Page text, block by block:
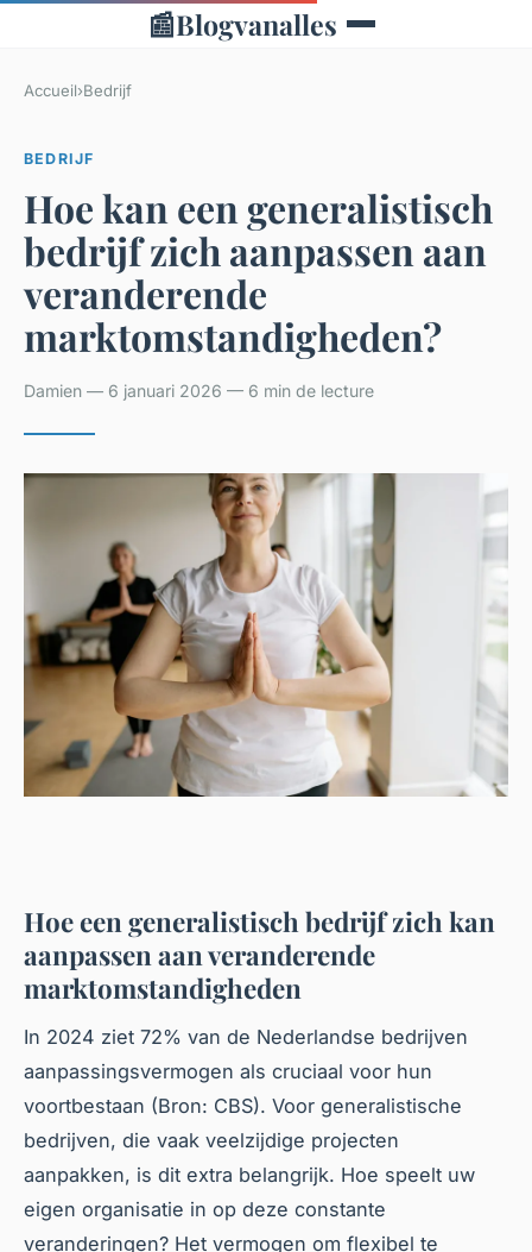
📰Blogvanalles
Accueil›Bedrijf
BEDRIJF
Hoe kan een generalistisch
bedrijf zich aanpassen aan
veranderende
marktomstandigheden?
Damien — 6 januari 2026 — 6 min de lecture
Hoe een generalistisch bedrijf zich kan
aanpassen aan veranderende
marktomstandigheden
In 2024 ziet 72% van de Nederlandse bedrijven
aanpassingsvermogen als cruciaal voor hun
voortbestaan (Bron: CBS). Voor generalistische
bedrijven, die vaak veelzijdige projecten
aanpakken, is dit extra belangrijk. Hoe speelt uw
eigen organisatie in op deze constante
veranderingen? Het vermogen om flexibel te